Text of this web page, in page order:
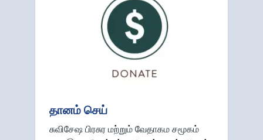
தானம் செய்
சுவிசேஷ பிரசுர மற்றும் வேதாகம சமூகம்